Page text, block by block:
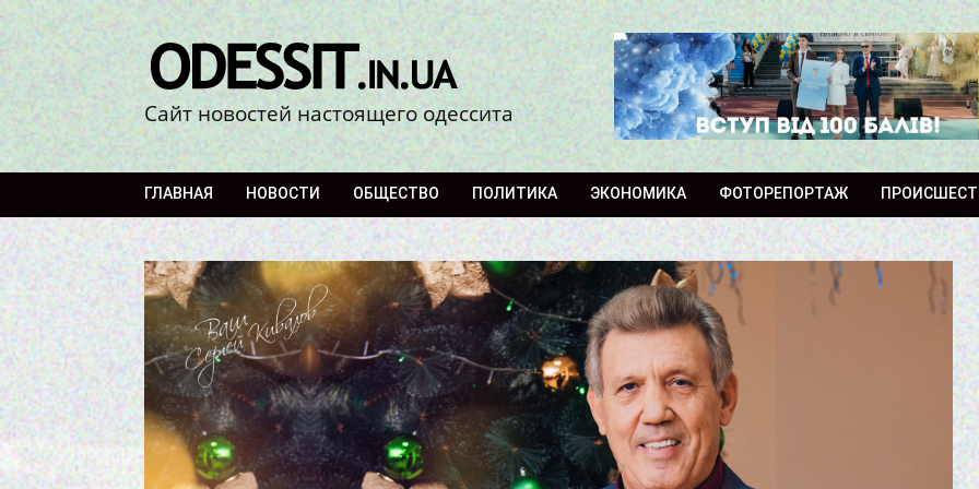
Сайт новостей настоящего одессита
ГЛАВНАЯ НОВОСТИ ОБЩЕСТВО ПОЛИТИКА ЭКОНОМИКА ФОТОРЕПОРТАЖ